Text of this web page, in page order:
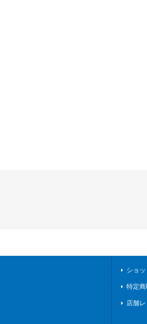
ショ
特定
店舗